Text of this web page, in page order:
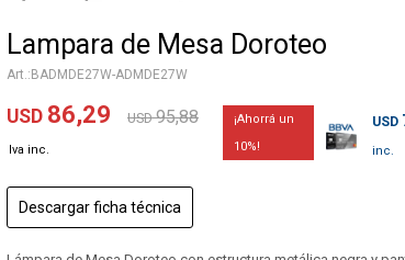
Lampara de Mesa Doroteo
BADMDE27W-ADMDE27W
USD 86,29 USD 95,88
10
USD
Descargar ficha técnica